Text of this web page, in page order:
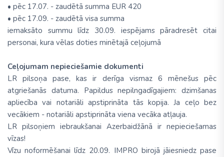
• pēc 17.07. - zaudētā summa EUR 420
• pēc 17.09. - zaudētā visa summa
iemaksāto summu līdz 30.09. iespējams pāradresēt citai
personai, kura vēlas doties minētajā ceļojumā
Ceļojumam nepieciešamie dokumenti
LR pilsoņa pase, kas ir derīga vismaz 6 mēnešus pēc
atgriešanās datuma. Papildus nepilngadīgajiem: dzimšanas
apliecība vai notariāli apstiprināta tās kopija. Ja ceļo bez
vecākiem - notariāli apstiprināta viena vecāka atļauja.
LR pilsoņiem iebraukšanai Azerbaidžānā ir nepieciešamas
vīzas!
Vīzu noformēšanai līdz 20.09. IMPRO birojā jāiesniedz pase